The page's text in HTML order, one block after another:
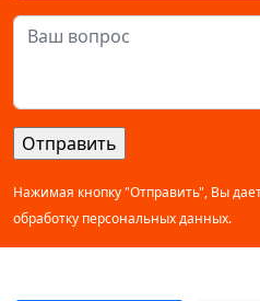
Нажимая кнопку "Отправить", Вы
обработку персональных данных.